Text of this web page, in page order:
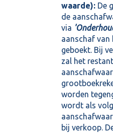
waarde): De
de
via
aanschaf van
geboekt. Bij
zal het
worden
wordt als
bij verkoop.